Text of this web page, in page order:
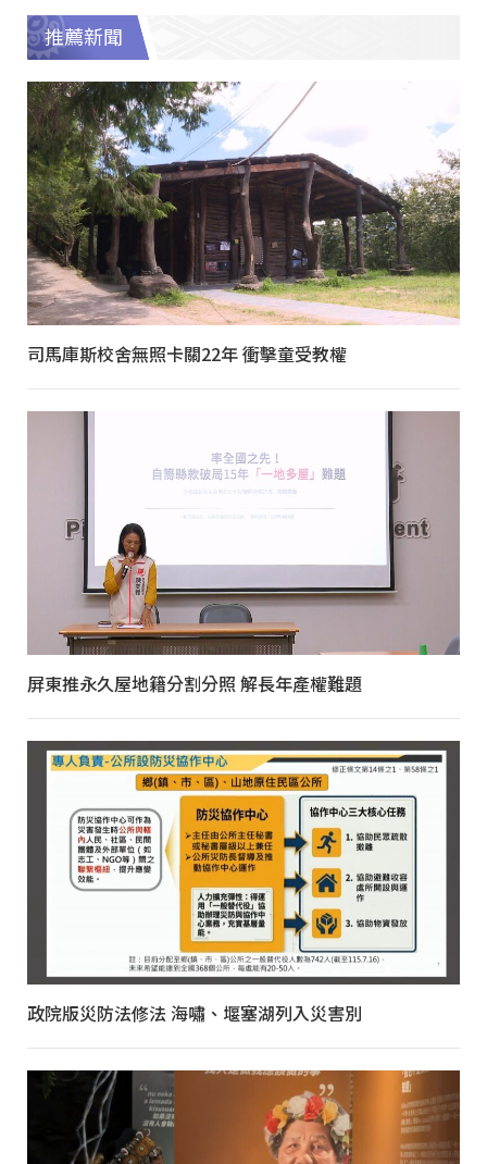
推薦新聞
司馬庫斯校舍無照卡關22年 衝擊童受教權
屏東推永久屋地籍分割分照 解長年產權難題
政院版災防法修法 海嘯、堰塞湖列入災害別